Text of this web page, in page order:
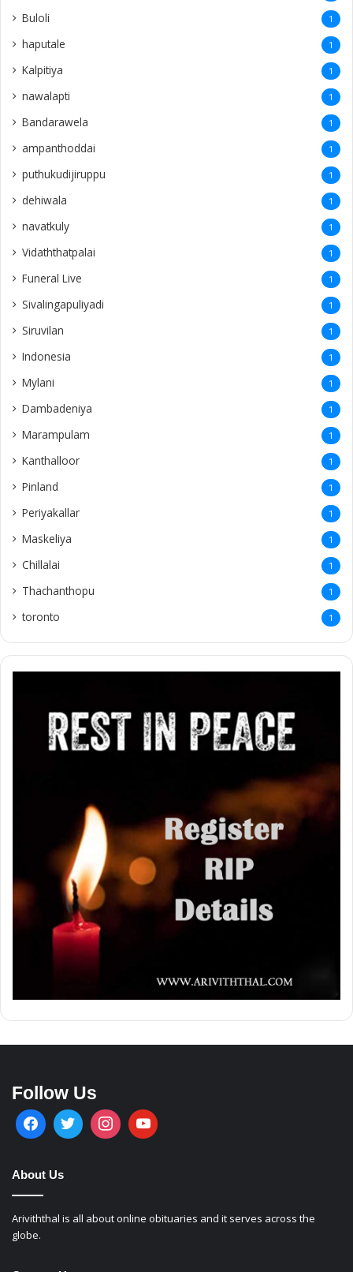
Buloli 1
haputale 1
Kalpitiya 1
nawalapti 1
Bandarawela 1
ampanthoddai 1
puthukudijiruppu 1
dehiwala 1
navatkuly 1
Vidaththatpalai 1
Funeral Live 1
Sivalingapuliyadi 1
Siruvilan 1
Indonesia 1
Mylani 1
Dambadeniya 1
Marampulam 1
Kanthalloor 1
Pinland 1
Periyakallar 1
Maskeliya 1
Chillalai 1
Thachanthopu 1
toronto 1
Follow Us
About Us
Ariviththal is all about online obituaries and it serves across the
globe.